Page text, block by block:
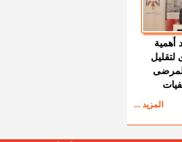
أهمية
المزيد ...